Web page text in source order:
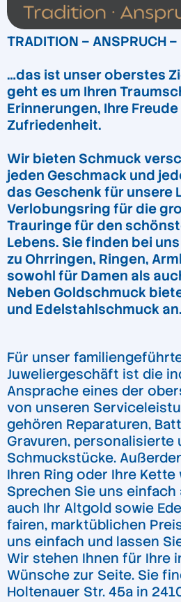
TRADITION – ANSPRUCH
…das ist unser oberstes
geht es um Ihren
Erinnerungen, Ihre
Zufriedenheit.
Wir bieten Schmuck
jeden Geschmack und
das Geschenk für unsere
Verlobungsring für die
Trauringe für den
Lebens. Sie finden bei
zu Ohrringen, Ringen,
sowohl für Damen als
Neben Goldschmuck
und Edelstahlschmuck an.
Für unser
Juweliergeschäft ist die
Ansprache eines der
von unseren
gehören Reparaturen,
Gravuren, personalisierte
Schmuckstücke.
Ihren Ring oder Ihre Kette
Sprechen Sie uns einfach
auch Ihr Altgold sowie
fairen, marktüblichen
uns einfach und lassen
Wir stehen Ihnen für Ihre
Wünsche zur Seite. Sie
Holtenauer Str. 45a in